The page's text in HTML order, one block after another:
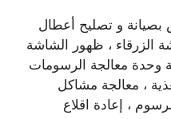
بصيانة و تصليح أعطال
الزرقاء ، ظهور الشاشة
وحدة معالجة الرسومات
، معالجة مشاكل
، إعادة اقلاع